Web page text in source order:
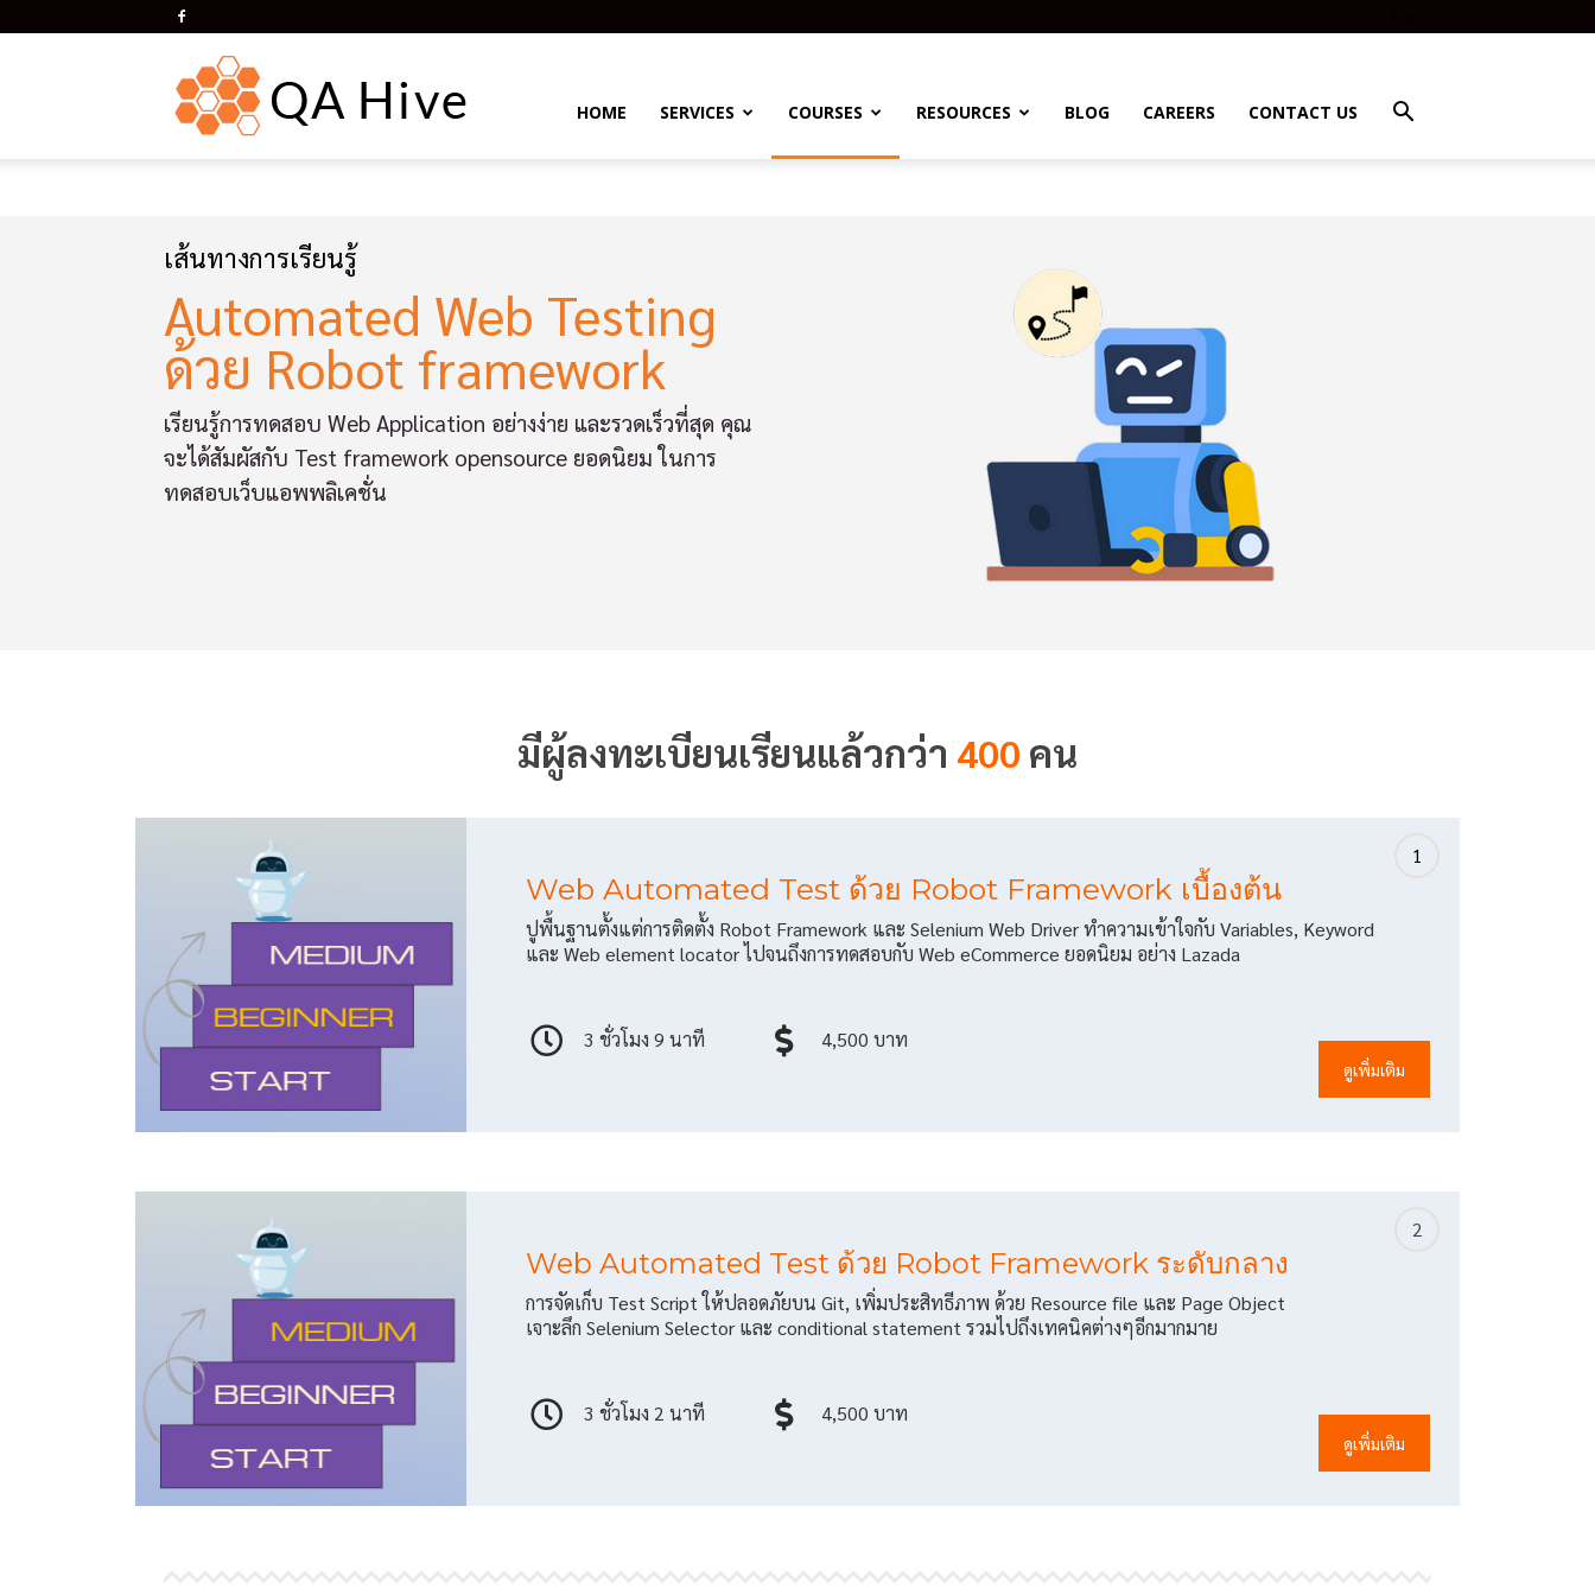
HOME SERVICES COURSES RESOURCES BLOG CAREERS CONTACT US
เส้นทางการเรียนรู้
Automated Web Testing
ด้วย Robot framework
เรียนรู้การทดสอบ Web Application อย่างง่าย และรวดเร็วที่สุด คุณ
จะได้สัมผัสกับ Test framework opensource ยอดนิยม ในการ
ทดสอบเว็บแอพพลิเคชั่น
มีผู้ลงทะเบียนเรียนแล้วกว่า 400 คน
Web Automated Test ด้วย Robot Framework เบื้องต้น
1
ปูพื้นฐานตั้งแต่การติดตั้ง Robot Framework และ Selenium Web Driver ทำความเข้าใจกับ Variables, Keyword
และ Web element locator ไปจนถึงการทดสอบกับ Web eCommerce ยอดนิยม อย่าง Lazada
3 ชั่วโมง 9 นาที 4,500 บาท
ดูเพิ่มเติม
Web Automated Test ด้วย Robot Framework ระดับกลาง
2
การจัดเก็บ Test Script ให้ปลอดภัยบน Git, เพิ่มประสิทธีภาพ ด้วย Resource file และ Page Object
เจาะลึก Selenium Selector และ conditional statement รวมไปถึงเทคนิคต่างๆอีกมากมาย
3 ชั่วโมง 2 นาที 4,500 บาท
ดูเพิ่มเติม